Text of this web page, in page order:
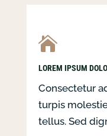

LOREM IPSUM
Consectetur
turpis
tellus. Sed